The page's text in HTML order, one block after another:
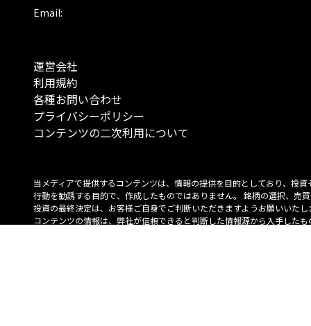
Email:
運営会社
利用規約
各種お問い合わせ
プライバシーポリシー
コンテンツの二次利用について
当メディアで提供するコンテンツは、情報の提供を目的としており、投資
行動を勧誘する目的で、作成したものではありません。 銘柄の選択、売
投資の最終決定は、お客様ご自身でご判断いただきますようお願いいたし
コンテンツの情報は、弊社が信頼できると判断した情報源から入手したも